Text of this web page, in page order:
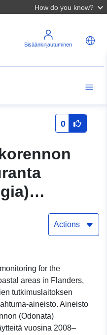
How do you know?
Sisäänkirjautuminen
0
pysyvää
Actions
for the
areas in Flanders,
tutkimuslaitoksen
aineisto. Aineisto
(Odonata)
vuosina 2008–